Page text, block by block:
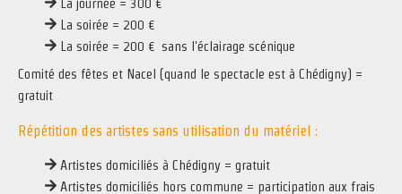
La soirée = 200 €
La soirée = 200 € sans l'éclairage scénique
Comité des fêtes et Nacel (quand le spectacle est à Chédigny) =
gratuit
Répétition des artistes sans utilisation du matériel :
Artistes domiciliés à Chédigny = gratuit
Artistes domiciliés hors commune = participation aux frais